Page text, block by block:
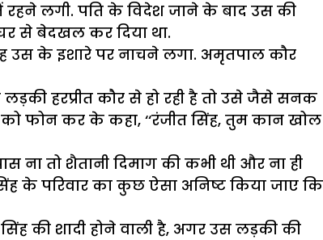
रहने लगी. पति के विदेश जाने के बाद उस की
से बेदखल कर दिया था.
उस के इशारे पर नाचने लगा. अमृतपाल कौर
हरप्रीत कौर से हो रही है तो उसे जैसे सनक
फोन कर के कहा, ‘‘रंजीत सिंह, तुम कान खोल
ना तो शैतानी दिमाग की कभी थी और ना ही
के परिवार का कुछ ऐसा अनिष्ट किया जाए कि
की शादी होने वाली है, अगर उस लड़की की